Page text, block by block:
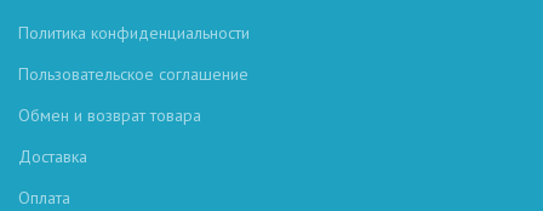
Политика конфиденциальности
Пользовательское соглашение
Обмен и возврат товара
Доставка
Оплата